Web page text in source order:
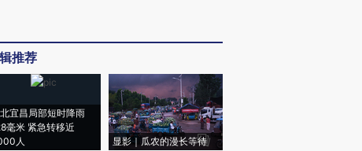
推荐
宜昌局部短时降雨
毫米 紧急转移近
人
显影｜瓜农的漫长等待